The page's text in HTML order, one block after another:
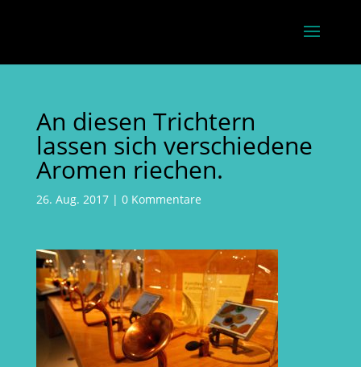
An diesen Trichtern
lassen sich verschiedene
Aromen riechen.
26. Aug. 2017| 0 Kommentare